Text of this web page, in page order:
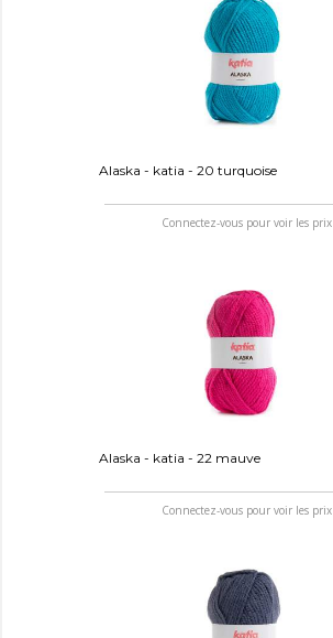
Alaska - katia - 20 turquoise
Connectez-vous pour voir les prix
Alaska - katia - 22 mauve
Connectez-vous pour voir les prix